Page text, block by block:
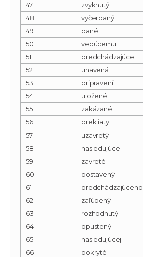
47
zvyknutý
48
vyčerpaný
49
dané
50
vedúcemu
51
predchádzajúce
52
unavená
53
pripravení
54
uložené
55
zakázané
56
prekliaty
57
uzavretý
58
nasledujúce
59
zavreté
60
postavený
61
predchádzajúceho
62
zaľúbený
63
rozhodnutý
64
opustený
65
nasledujúcej
66
pokryté